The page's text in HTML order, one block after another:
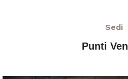
Sedi
Punti